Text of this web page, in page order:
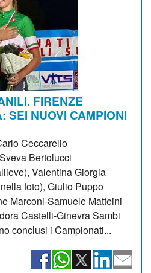
FIRENZE
SEI NUOVI CAMPIONI
Ceccarello
Bertolucci
Valentina Giorgia
foto), Giulio Puppo
Marconi-Samuele Matteini
Castelli-Ginevra Sambi
conclusi i Campionati...